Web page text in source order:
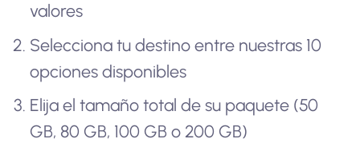
valores
Selecciona tu destino entre nuestras 10
opciones disponibles
Elija el tamaño total de su paquete (50
GB, 80 GB, 100 GB o 200 GB)